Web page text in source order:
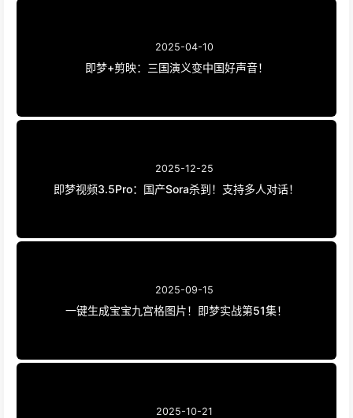
2025-04-10
即梦+剪映：三国演义变中国好声音！
2025-12-25
即梦视频3.5Pro：国产Sora杀到！支持多人对话！
2025-09-15
一键生成宝宝九宫格图片！即梦实战第51集！
2025-10-21